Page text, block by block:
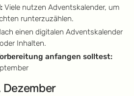
Viele nutzen Adventskalender, um
runterzuzählen.
einen digitalen Adventskalender
Inhalten.
anfangen solltest:
Dezember